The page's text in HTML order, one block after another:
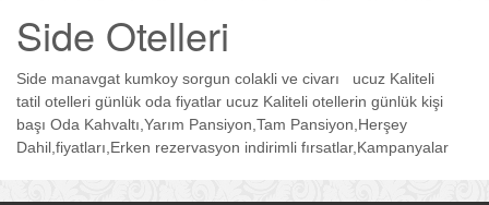
Side Otelleri
Side manavgat kumkoy sorgun colakli ve civarı
ucuz Kaliteli
tatil otelleri günlük oda fiyatlar ucuz Kaliteli otellerin günlük kişi
başı Oda Kahvaltı,Yarım Pansiyon,Tam Pansiyon,Herşey
Dahil,fiyatları,Erken rezervasyon indirimli fırsatlar,Kampanyalar